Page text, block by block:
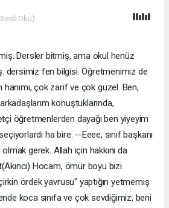
Oku)
Dersler bitmiş, ama okul henüz
dersimiz fen bilgisi. Öğretmenimiz de
hanımı, çok zarif ve çok güzel. Ben,
konuştuklarında,
öğretmenlerden dayağı ben yiyeyim
ha bire. --Eeee, sınıf başkanı
gerek. Allah için hakkını da
Hocam, ömür boyu bizi
ördek yavrusu" yaptığın yetmemiş
koca sınıfa ve çok sevdiğimiz, beni